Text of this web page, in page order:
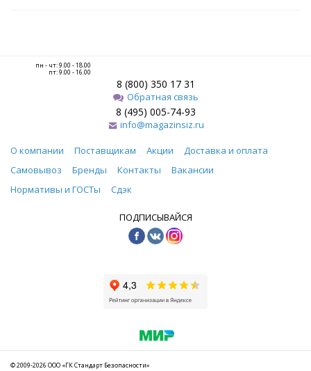
пн - чт: 9.00 - 18.00
пт: 9.00 - 16.00
8 (800) 350 17 31
Обратная связь
8 (495) 005-74-93
info@magazinsiz.ru
О компании Поставщикам Акции
Доставка и оплата
Самовывоз
Бренды Контакты
Вакансии
Нормативы и ГОСТы
Сдэк
ПОДПИСЫВАЙСЯ
© 2009-2026 ООО «ГК Стандарт Безопасности»